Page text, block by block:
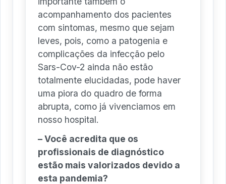
acompanhamento dos pacientes
com sintomas, mesmo que sejam
leves, pois, como a patogenia e
complicações da infecção pelo
Sars-Cov-2 ainda não estão
totalmente elucidadas, pode haver
uma piora do quadro de forma
abrupta, como já vivenciamos em
nosso hospital.
– Você acredita que os
profissionais de diagnóstico
estão mais valorizados devido a
esta pandemia?